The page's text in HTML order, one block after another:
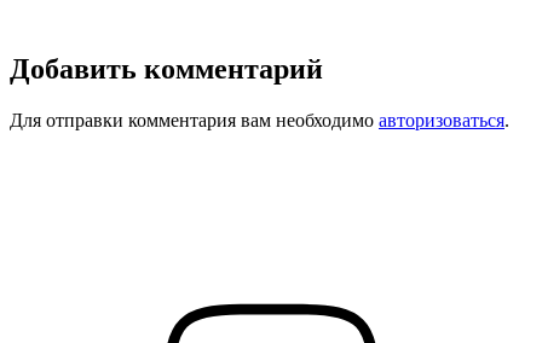
Добавить комментарий
Для отправки комментария вам необходимо авторизоваться.